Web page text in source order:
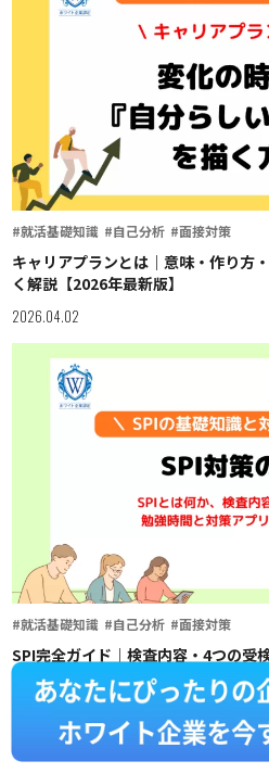
#就活基礎知識 #自己分析 #面接対策
キャリアプランとは｜意味・作り方
く解説【2026年最新版】
2026.04.02
#就活基礎知識 #自己分析 #面接対策
SPI完全ガイド｜検査内容・4つの受
説
2026.04.02